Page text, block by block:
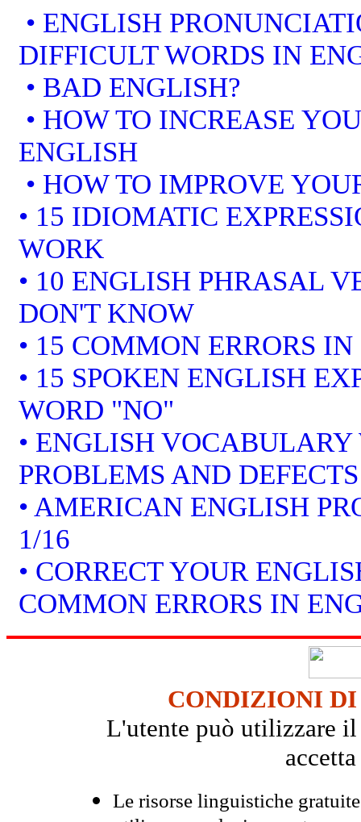
• ENGLISH
DIFFICULT WORDS IN
• BAD ENGLISH?
• HOW TO INCREASE
ENGLISH
• HOW TO IMPROVE
• 15 IDIOMATIC
WORK
• 10 ENGLISH PHRASAL
DON'T KNOW
• 15 COMMON ERRORS
• 15 SPOKEN ENGLISH
WORD "NO"
• ENGLISH
PROBLEMS AND DEFECTS
• AMERICAN ENGLISH
1/16
• CORRECT YOUR
COMMON ERRORS IN
CONDIZIONI DI
L'utente può utilizzare il
Le risorse linguistiche